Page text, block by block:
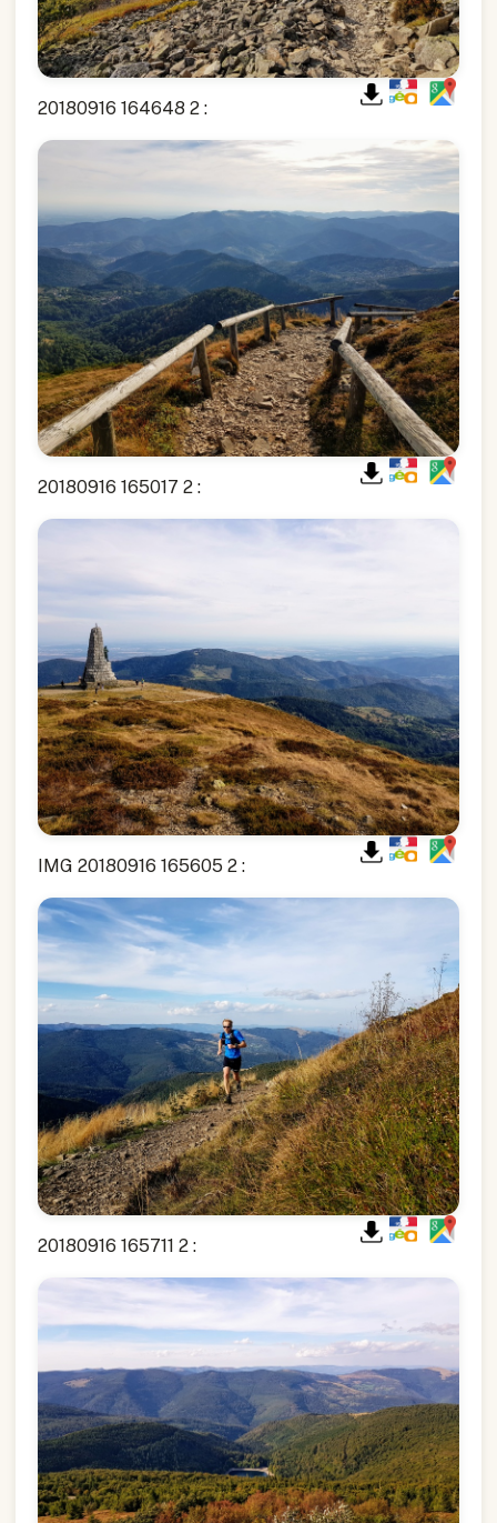
20180916 164648 2 :
20180916 165017 2 :
IMG 20180916 165605 2 :
20180916 165711 2 :